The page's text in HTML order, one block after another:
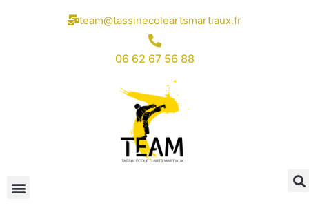
team@tassinecoleartsmartiaux.fr
06 62 67 56 88